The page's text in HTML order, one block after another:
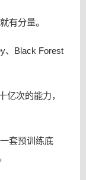
有分量。
、Black Forest
亿次的能力，
套预训练底